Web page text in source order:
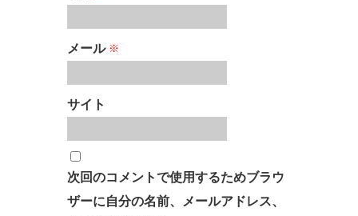
メール ※
サイト
次回のコメントで使用するためブラウ
ザーに自分の名前、メールアドレス、